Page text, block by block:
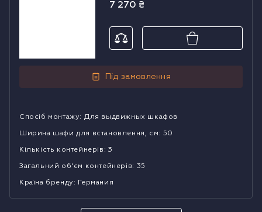
7 270 ₴
Під замовлення
Спосіб монтажу: Для выдвижных шкафов
Ширина шафи для встановлення, см: 50
Кількість контейнерів : 3
Загальний об'єм контейнерів: 35
Країна бренду : Германия